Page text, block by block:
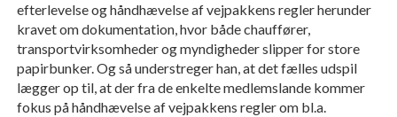
efterlevelse og håndhævelse af vejpakkens regler herunder
kravet om dokumentation, hvor både chauffører,
transportvirksomheder og myndigheder slipper for store
papirbunker. Og så understreger han, at det fælles udspil
lægger op til, at der fra de enkelte medlemslande kommer
fokus på håndhævelse af vejpakkens regler om bl.a.